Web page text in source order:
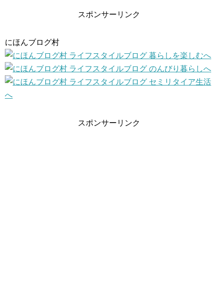
スポンサーリンク
にほんブログ村
スポンサーリンク